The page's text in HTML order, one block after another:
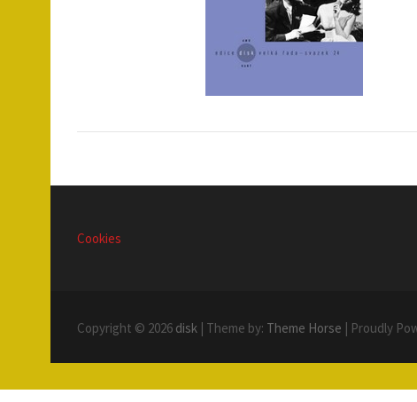
Cookies
Copyright © 2026 disk | Theme by: Theme Horse | Proudly